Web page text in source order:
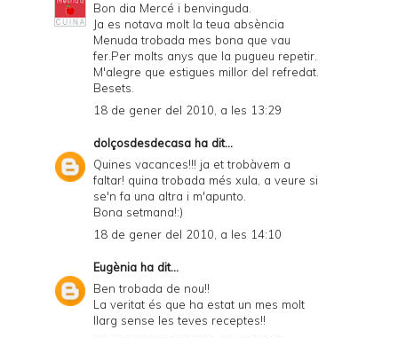
Bon dia Mercé i benvinguda.
Ja es notava molt la teua absència
Menuda trobada mes bona que vau
fer.Per molts anys que la pugueu repetir.
M'alegre que estigues millor del refredat.
Besets.
18 de gener del 2010, a les 13:29
dolçosdesdecasa ha dit...
Quines vacances!!! ja et trobàvem a
faltar! quina trobada més xula, a veure si
se'n fa una altra i m'apunto.
Bona setmana!:)
18 de gener del 2010, a les 14:10
Eugènia ha dit...
Ben trobada de nou!!
La veritat és que ha estat un mes molt
llarg sense les teves receptes!!